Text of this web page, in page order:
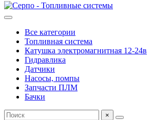
Все категории
Топливная система
Катушка электромагнитная 12-24в
Гидравлика
Датчики
Насосы, помпы
Запчасти ПЛМ
Бачки
×